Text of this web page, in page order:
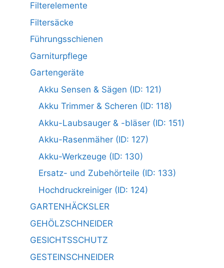
Filterelemente
Filtersäcke
Führungsschienen
Garniturpflege
Gartengeräte
Akku Sensen & Sägen (ID: 121)
Akku Trimmer & Scheren (ID: 118)
Akku-Laubsauger & -bläser (ID: 151)
Akku-Rasenmäher (ID: 127)
Akku-Werkzeuge (ID: 130)
Ersatz- und Zubehörteile (ID: 133)
Hochdruckreiniger (ID: 124)
GARTENHÄCKSLER
GEHÖLZSCHNEIDER
GESICHTSSCHUTZ
GESTEINSCHNEIDER